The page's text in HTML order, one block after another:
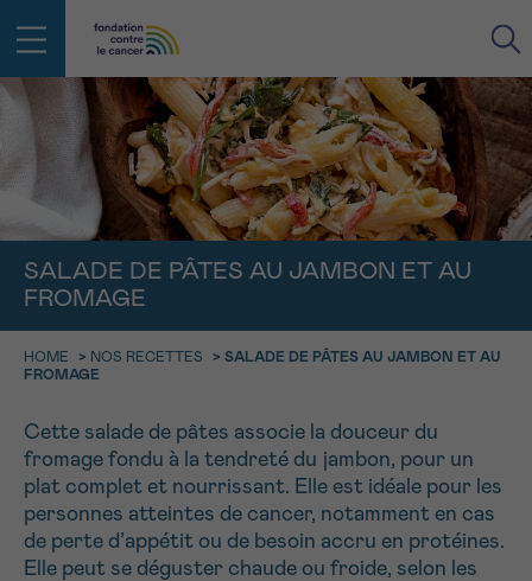
SALADE DE PÂTES AU JAMBON ET AU
FROMAGE
HOME > NOS RECETTES > SALADE DE PÂTES AU JAMBON ET AU
FROMAGE
Cette salade de pâtes associe la douceur du
fromage fondu à la tendreté du jambon, pour un
plat complet et nourrissant. Elle est idéale pour les
personnes atteintes de cancer, notamment en cas
de perte d’appétit ou de besoin accru en protéines.
Elle peut se déguster chaude ou froide, selon les
E-MAIL
PRÉNOM
PAS SEUL
Par téléphone
0800 15 801 lu-ve 9h à 18h
Via le formulaire de contact
Je souhaite être rappelé.e
aucun diagnostic
RETOUR
NOM
RETOUR
Rendez-vous
CHOISISSEZ L’HEURE DU RENDEZ-VOUS
9h-11h
11h-13h
13h-16h
16h-18h